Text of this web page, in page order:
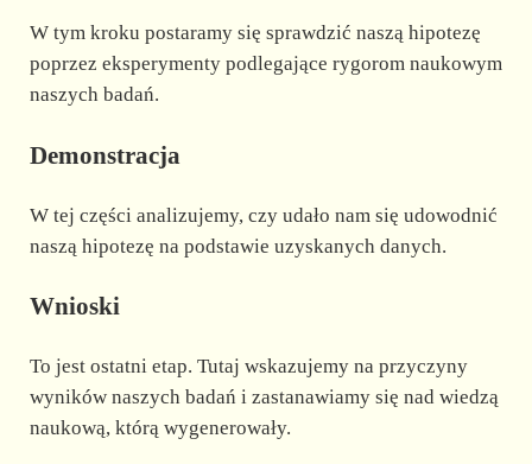
W tym kroku postaramy się sprawdzić naszą hipotezę
poprzez eksperymenty podlegające rygorom naukowym
naszych badań.
Demonstracja
W tej części analizujemy, czy udało nam się udowodnić
naszą hipotezę na podstawie uzyskanych danych.
Wnioski
To jest ostatni etap. Tutaj wskazujemy na przyczyny
wyników naszych badań i zastanawiamy się nad wiedzą
naukową, którą wygenerowały.